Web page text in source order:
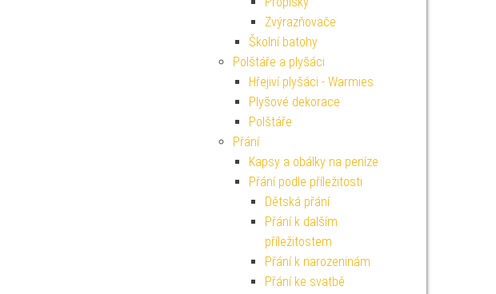
Zvýrazňovače
Školní batohy
Polštáře a plyšáci
Hřejiví plyšáci - Warmies
Plyšové dekorace
Polštáře
Přání
Kapsy a obálky na peníze
Přání podle příležitosti
Dětská přání
Přání k dalším
příležitostem
Přání k narozeninám
Přání ke svatbě